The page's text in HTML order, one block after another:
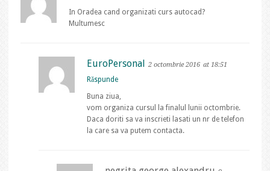
In Oradea cand organizati curs autocad?
Multumesc
EuroPersonal 2 octombrie 2016 at 18:51
Răspunde
Buna ziua,
vom organiza cursul la finalul lunii octombrie.
Daca doriti sa va inscrieti lasati un nr de telefon
la care sa va putem contacta.